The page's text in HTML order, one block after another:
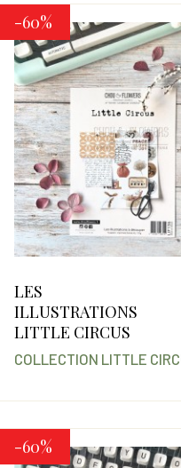
-60%
LES
ILLUSTRATIONS
LITTLE CIRCUS
COLLECTION LITTLE
-60%